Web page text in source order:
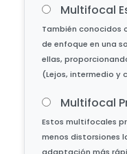
Multifocal
Multifocal